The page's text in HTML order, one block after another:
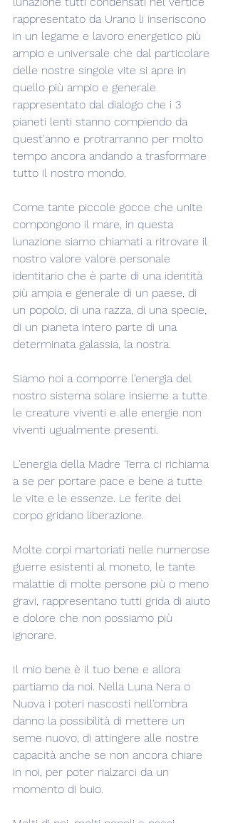
rappresentato da Urano li inseriscono
in un legame e lavoro energetico più
ampio e universale che dal particolare
delle nostre singole vite si apre in
quello più ampio e generale
rappresentato dal dialogo che i 3
pianeti lenti stanno compiendo da
quest'anno e protrarranno per molto
tempo ancora andando a trasformare
tutto il nostro mondo.
Come tante piccole gocce che unite
compongono il mare, in questa
lunazione siamo chiamati a ritrovare il
nostro valore valore personale
identitario che è parte di una identità
più ampia e generale di un paese, di
un popolo, di una razza, di una specie,
di un pianeta intero parte di una
determinata galassia, la nostra.
Siamo noi a comporre l'energia del
nostro sistema solare insieme a tutte
le creature viventi e alle energie non
viventi ugualmente presenti.
L'energia della Madre Terra ci richiama
a se per portare pace e bene a tutte
le vite e le essenze. Le ferite del
corpo gridano liberazione.
Molte corpi martoriati nelle numerose
guerre esistenti al moneto, le tante
malattie di molte persone più o meno
gravi, rappresentano tutti grida di aiuto
e dolore che non possiamo più
ignorare.
Il mio bene è il tuo bene e allora
partiamo da noi. Nella Luna Nera o
Nuova i poteri nascosti nell'ombra
danno la possibilità di mettere un
seme nuovo, di attingere alle nostre
capacità anche se non ancora chiare
in noi, per poter rialzarci da un
momento di buio.